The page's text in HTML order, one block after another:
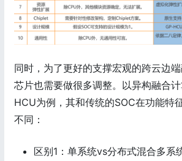
同时，为了更好的支撑宏观的跨云边
芯片也需要做很多调整。以异构融合
HCU为例，其和传统的SOC在功能特
不同：
区别1：单系统vs分布式混合多系